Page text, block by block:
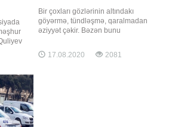
Bir çoxları gözlərinin altındakı
göyərmə, tündləşmə, qaralmadan
əziyyət çəkir. Bəzən bunu
xəstəlikləri ilə bağlayırlar. -a
istinadən bildirir ki, bu problemin
17.08.2020 2081